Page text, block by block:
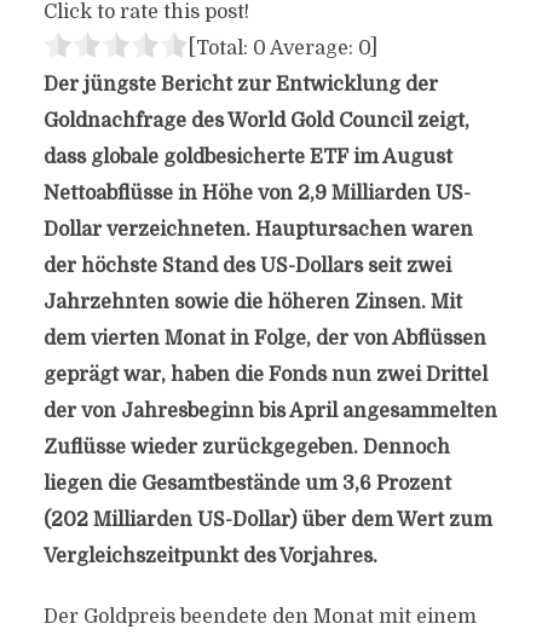
Click to rate this post!
[Total: 0 Average: 0]
Der jüngste Bericht zur Entwicklung der
Goldnachfrage des World Gold Council zeigt,
dass globale goldbesicherte ETF im August
Nettoabflüsse in Höhe von 2,9 Milliarden US-
Dollar verzeichneten. Hauptursachen waren
der höchste Stand des US-Dollars seit zwei
Jahrzehnten sowie die höheren Zinsen. Mit
dem vierten Monat in Folge, der von Abflüssen
geprägt war, haben die Fonds nun zwei Drittel
der von Jahresbeginn bis April angesammelten
Zuflüsse wieder zurückgegeben. Dennoch
liegen die Gesamtbestände um 3,6 Prozent
(202 Milliarden US-Dollar) über dem Wert zum
Vergleichszeitpunkt des Vorjahres.
Der Goldpreis beendete den Monat mit einem